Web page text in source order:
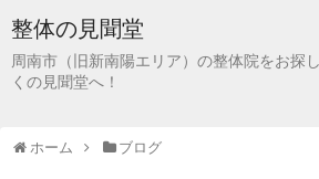
整体の見聞堂
周南市（旧新南陽エリア）の整体院をお探
くの見聞堂へ！
ホーム ブログ